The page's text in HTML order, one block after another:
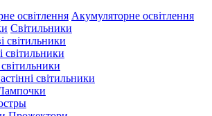
Акумуляторне освітлення
Світильники
світильники
світильники
світильники